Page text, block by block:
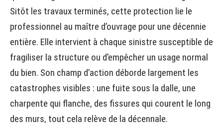
Sitôt les travaux terminés, cette protection lie le
professionnel au maître d’ouvrage pour une décennie
entière. Elle intervient à chaque sinistre susceptible de
fragiliser la structure ou d’empêcher un usage normal
du bien. Son champ d’action déborde largement les
catastrophes visibles : une fuite sous la dalle, une
charpente qui flanche, des fissures qui courent le long
des murs, tout cela relève de la décennale.